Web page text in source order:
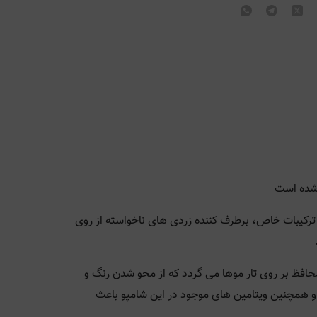
شده است
خاص، برطرف کننده زردی های ناخواسته از روی
بر روی تار موها می گردد که از محو شدن رنگ و
همچنين ويتامين های موجود در اين شامپو باعث